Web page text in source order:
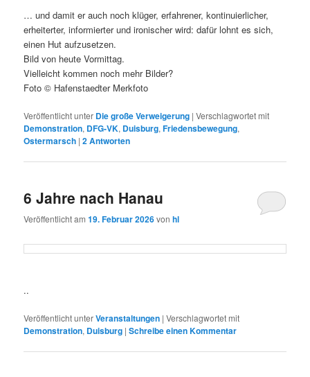
… und damit er auch noch klüger, erfahrener, kontinuierlicher,
erheiterter, informierter und ironischer wird: dafür lohnt es sich,
einen Hut aufzusetzen.
Bild von heute Vormittag.
Vielleicht kommen noch mehr Bilder?
Foto © Hafenstaedter Merkfoto
Veröffentlicht unter Die große Verweigerung |Verschlagwortet mit
Demonstration, DFG-VK, Duisburg,Friedensbewegung,
Ostermarsch |2Antworten
6 Jahre nach Hanau
Veröffentlicht am19. Februar 2026vonhl
..
Veröffentlicht unterVeranstaltungen |Verschlagwortet mit
Demonstration, Duisburg |Schreibe einen Kommentar